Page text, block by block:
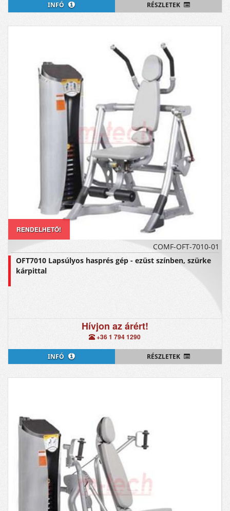
RÉSZLETEK
INFÓ
RENDELHETŐ!
COMF-OFT-7010-01
OFT7010 Lapsúlyos hasprés gép - ezüst színben, szürke
kárpittal
Hívjon az árért!
+36 1 794 1290
RÉSZLETEK
INFÓ